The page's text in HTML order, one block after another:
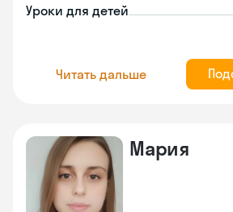
Уроки для детей
Читать дальше
Мария